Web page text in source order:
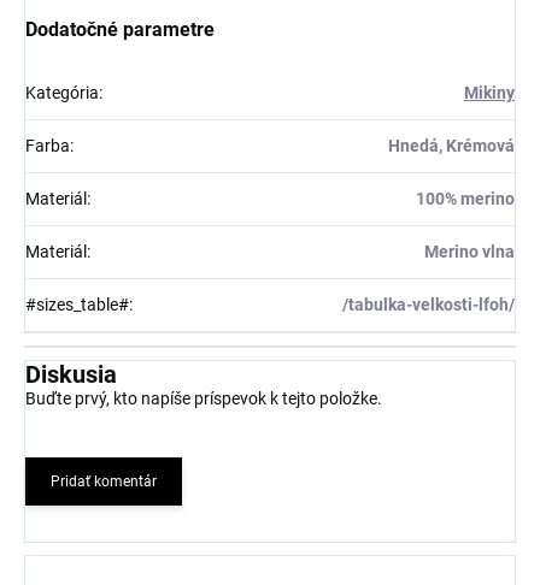
Dodatočné parametre
Kategória: Mikiny
Farba: Hnedá, Krémová
Materiál: 100% merino
Materiál: Merino vlna
#sizes_table#: /tabulka-velkosti-lfoh/
Diskusia
Buďte prvý, kto napíše príspevok k tejto položke.
Pridať komentár